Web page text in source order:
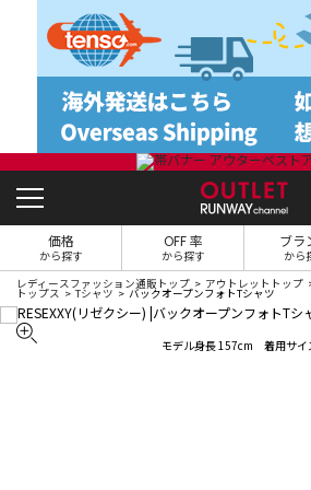
価格
から探す
OFF 率
から探す
ブラ
から
レディースファッション通販トップ アウトレットトップ
トップス Tシャツ バックオープンフォトTシャツ
モデル身長 157cm 着用サイ